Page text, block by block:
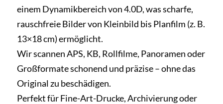
einem Dynamikbereich von 4.0D, was scharfe,
rauschfreie Bilder von Kleinbild bis Planfilm (z. B.
13×18 cm) ermöglicht.
Wir scannen APS, KB, Rollfilme, Panoramen oder
Großformate schonend und präzise – ohne das
Original zu beschädigen.
Perfekt für Fine-Art-Drucke, Archivierung oder